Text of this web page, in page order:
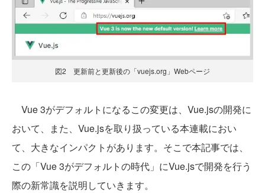
図2 更新前と更新後の「vuejs.org」Webページ
Vue 3がデフォルトになるこの変更は、Vue.jsの開発に
おいて、また、Vue.jsを取り扱っている本連載におい
て、大きなインパクトがあります。そこで本記事では、
この「Vue 3がデフォルトの時代」にVue.jsで開発を行う
際の新常識を説明していきます。